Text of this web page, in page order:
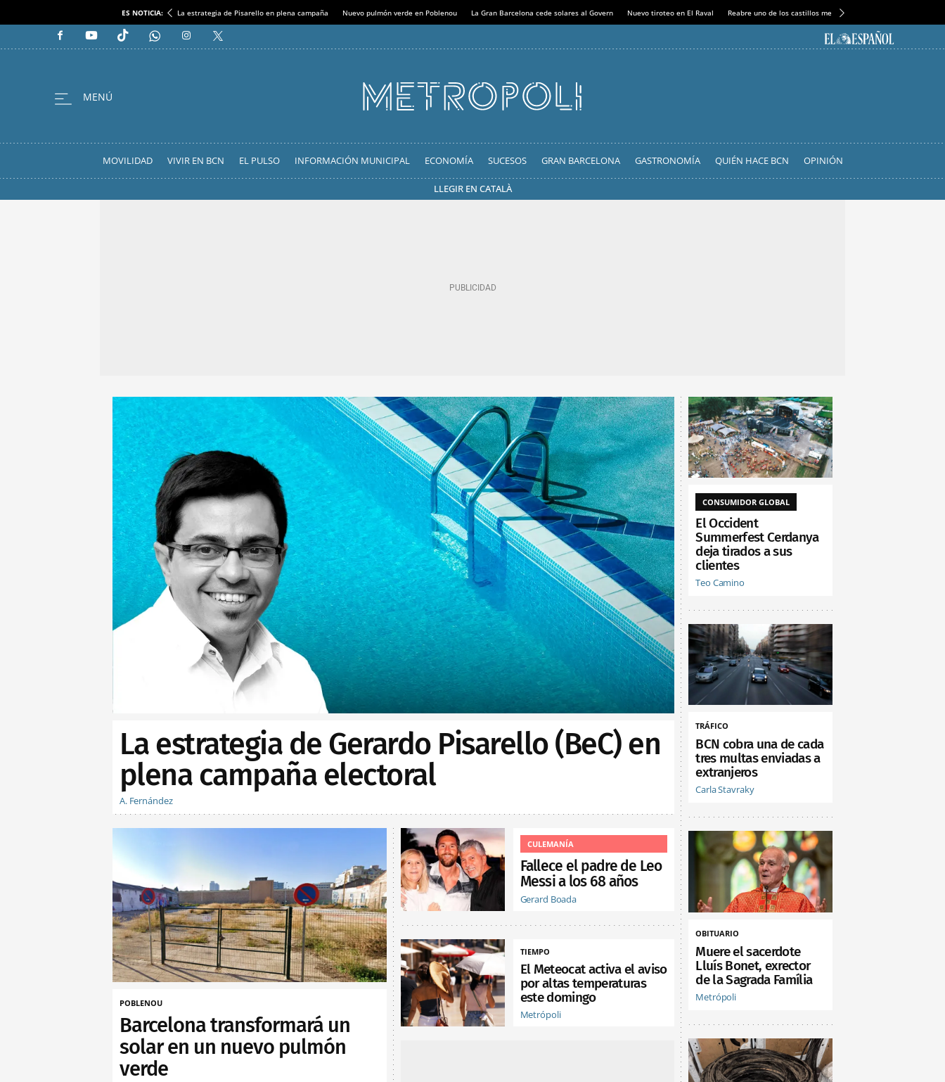
ES NOTICIA: La estrategia de Pisarello en plena campaña Nuevo pulmón verde en Poblenou La Gran Barcelona cede solares al Govern Nuevo tiroteo en El Raval Reabre uno de los castillos medievales más espectaculares
MOVILIDAD VIVIR EN BCN EL PULSO INFORMACIÓN MUNICIPAL ECONOMÍA SUCESOS GRAN BARCELONA GASTRONOMÍA QUIÉN HACE BCN OPINIÓN
LLEGIR EN CATALÀ
La estrategia de Gerardo Pisarello (BeC) en
plena campaña electoral
A. Fernández
POBLENOU
Barcelona transformará un
solar en un nuevo pulmón
verde
CULEMANÍA
Fallece el padre de Leo
Messi a los 68 años
Gerard Boada
TIEMPO
El Meteocat activa el aviso
por altas temperaturas
este domingo
Metrópoli
CONSUMIDOR GLOBAL
El Occident
Summerfest Cerdanya
deja tirados a sus
clientes
Teo Camino
TRÁFICO
BCN cobra una de cada
tres multas enviadas a
extranjeros
Carla Stavraky
OBITUARIO
Muere el sacerdote
Lluís Bonet, exrector
de la Sagrada Família
Metrópoli